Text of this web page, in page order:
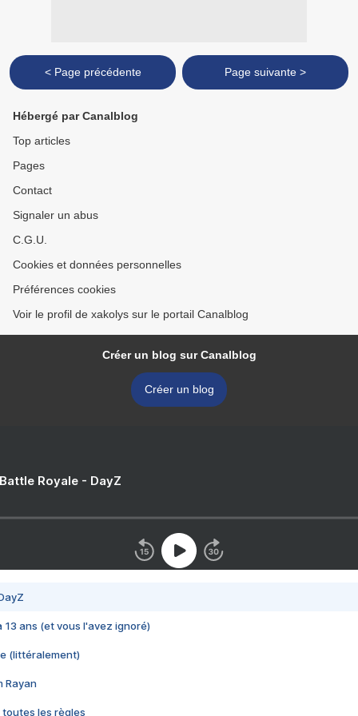
< Page précédente Page suivante >
Hébergé par Canalblog
Top articles
Pages
Contact
Signaler un abus
C.G.U.
Cookies et données personnelles
Préférences cookies
Voir le profil de xakolys sur le portail Canalblog
Créer un blog sur Canalblog
Créer un blog
Royale - DayZ
13 ans (et vous l'avez ignoré)
(littéralement)
Rayan
toutes les règles